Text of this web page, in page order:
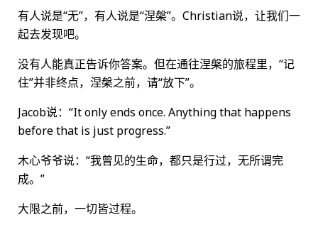
有人说是“无”，有人说是“涅槃”。Christian说，让我们一
起去发现吧。
没有人能真正告诉你答案。但在通往涅槃的旅程里，“记
住”并非终点，涅槃之前，请“放下”。
Jacob说：“It only ends once. Anything that happens
before that is just progress.”
木心爷爷说：“我曾见的生命，都只是行过，无所谓完
成。”
大限之前，一切皆过程。